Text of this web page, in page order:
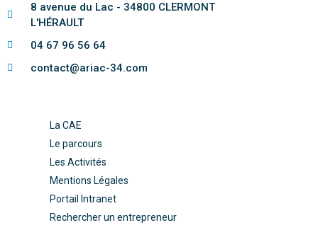
8 avenue du Lac - 34800 CLERMONT
L'HÉRAULT
04 67 96 56 64
contact@ariac-34.com
La CAE
Le parcours
Les Activités
Mentions Légales
Portail Intranet
Rechercher un entrepreneur